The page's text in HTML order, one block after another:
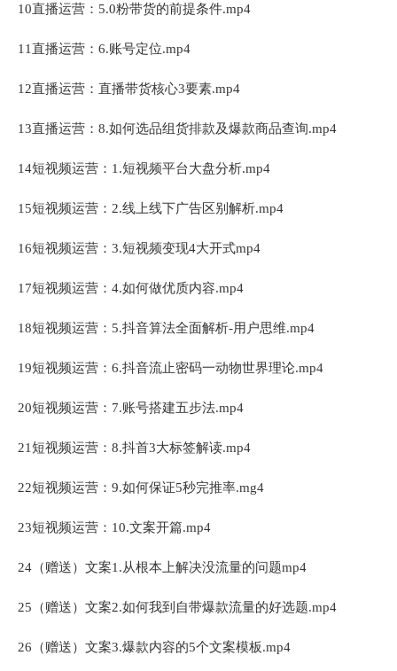
10直播运营：5.0粉带货的前提条件.mp4
11直播运营：6.账号定位.mp4
12直播运营：直播带货核心3要素.mp4
13直播运营：8.如何选品组货排款及爆款商品查询.mp4
14短视频运营：1.短视频平台大盘分析.mp4
15短视频运营：2.线上线下广告区别解析.mp4
16短视频运营：3.短视频变现4大开式mp4
17短视频运营：4.如何做优质内容.mp4
18短视频运营：5.抖音算法全面解析-用户思维.mp4
19短视频运营：6.抖音流止密码一动物世界理论.mp4
20短视频运营：7.账号搭建五步法.mp4
21短视频运营：8.抖首3大标签解读.mp4
22短视频运营：9.如何保证5秒完推率.mg4
23短视频运营：10.文案开篇.mp4
24（赠送）文案1.从根本上解决没流量的问题mp4
25（赠送）文案2.如何我到自带爆款流量的好选题.mp4
26（赠送）文案3.爆款内容的5个文案模板.mp4